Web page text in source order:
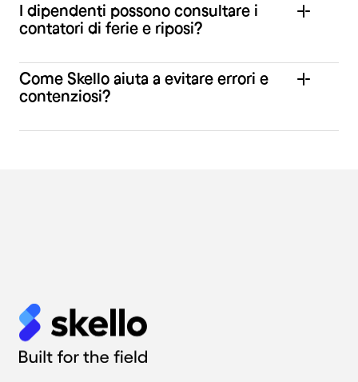
I dipendenti possono consultare i
contatori di ferie e riposi?
Come Skello aiuta a evitare errori e
contenziosi?